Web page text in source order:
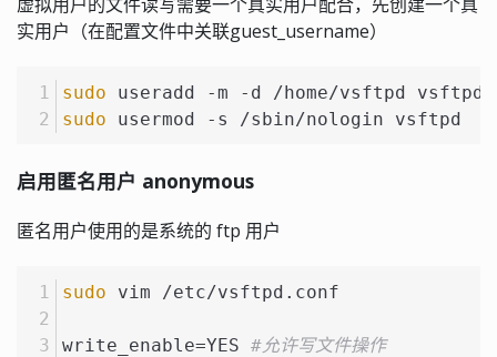
实用户（在配置文件中关联guest_username）
sudo useradd -m -d /home/vsftpd vsftpd
sudo usermod -s /sbin/nologin vsftpd
启用匿名用户 anonymous
匿名用户使用的是系统的 ftp 用户
sudo vim /etc/vsftpd.conf
write_enable=YES #允许写文件操作